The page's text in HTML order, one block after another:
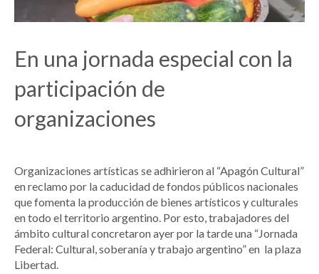
En una jornada especial con la
participación de
organizaciones
Organizaciones artísticas se adhirieron al “Apagón Cultural”
en reclamo por la caducidad de fondos públicos nacionales
que fomenta la producción de bienes artísticos y culturales
en todo el territorio argentino. Por esto, trabajadores del
ámbito cultural concretaron ayer por la tarde una “Jornada
Federal: Cultural, soberanía y trabajo argentino” en la plaza
Libertad.